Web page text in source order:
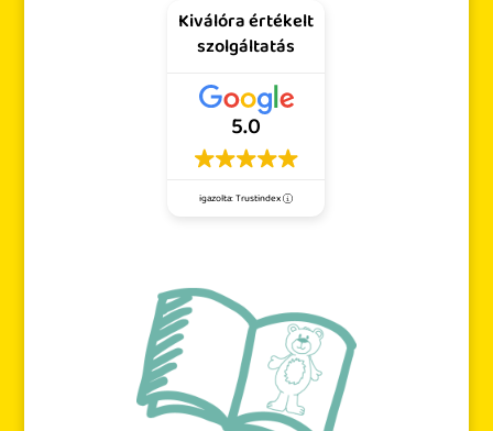
Kiválóra értékelt
szolgáltatás
5.0
igazolta: Trustindex